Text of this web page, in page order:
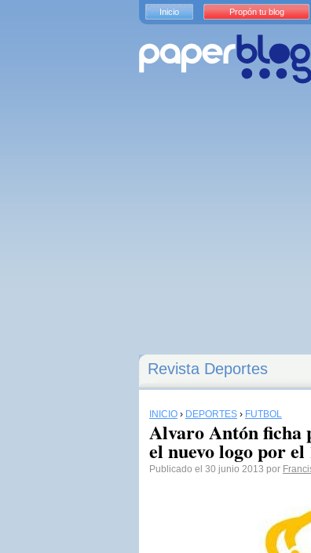
Revista Deportes
INICIO › DEPORTES › FÚTBOL
Alvaro Antón ficha
el nuevo logo por
Publicado el 30 junio 2013 por
Inicio Propón tu blog